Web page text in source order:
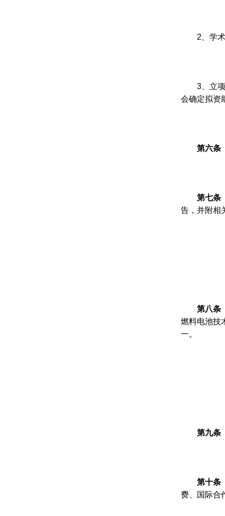
2 、学
3 、立
会确定拟资
第六条
第七条
告，并附相
第八条
燃料电池技
一。
第九条
第十条
费、国际合